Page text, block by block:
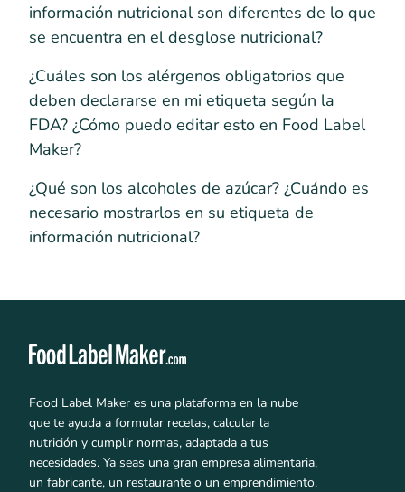
información nutricional son diferentes de lo que
se encuentra en el desglose nutricional?
¿Cuáles son los alérgenos obligatorios que
deben declararse en mi etiqueta según la
FDA? ¿Cómo puedo editar esto en Food Label
Maker?
¿Qué son los alcoholes de azúcar? ¿Cuándo es
necesario mostrarlos en su etiqueta de
información nutricional?
Food Label Maker es una plataforma en la nube
que te ayuda a formular recetas, calcular la
nutrición y cumplir normas, adaptada a tus
necesidades. Ya seas una gran empresa alimentaria,
un fabricante, un restaurante o un emprendimiento,